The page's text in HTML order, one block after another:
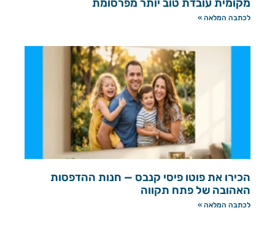
מקומית עובדת טוב יותר מפרסומת
לכתבה המלאה »
הכירו את פוטו פיסי קנבס — חנות ההדפסות
האהובה של פתח תקווה
לכתבה המלאה »